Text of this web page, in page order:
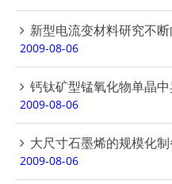
新型电流变材料研究不
2009-08-06
钙钛矿型锰氧化物单晶中异
2009-08-06
大尺寸石墨烯的规模化
2009-08-06